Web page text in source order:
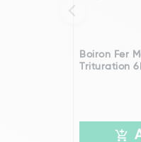
Boiron Fer
Trituration